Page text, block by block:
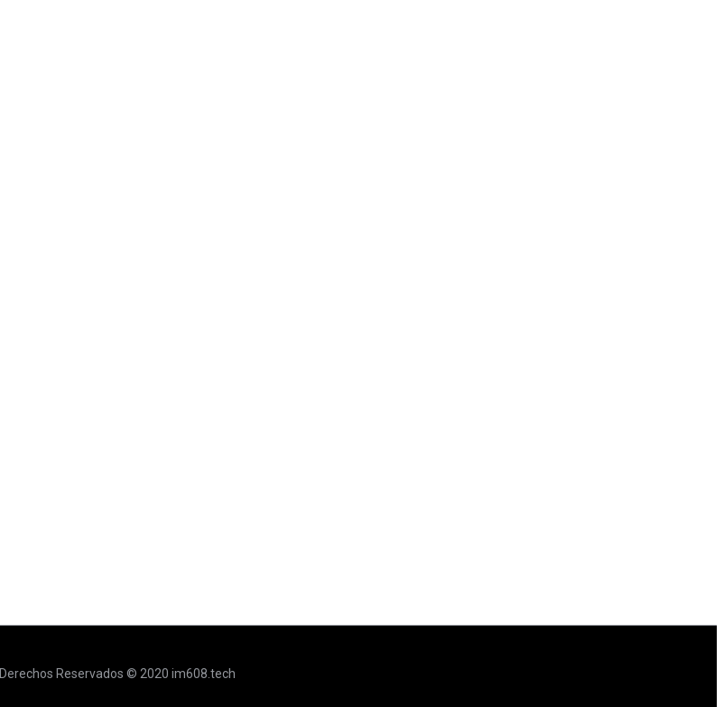
Derechos Reservados © 2020 im608.tech